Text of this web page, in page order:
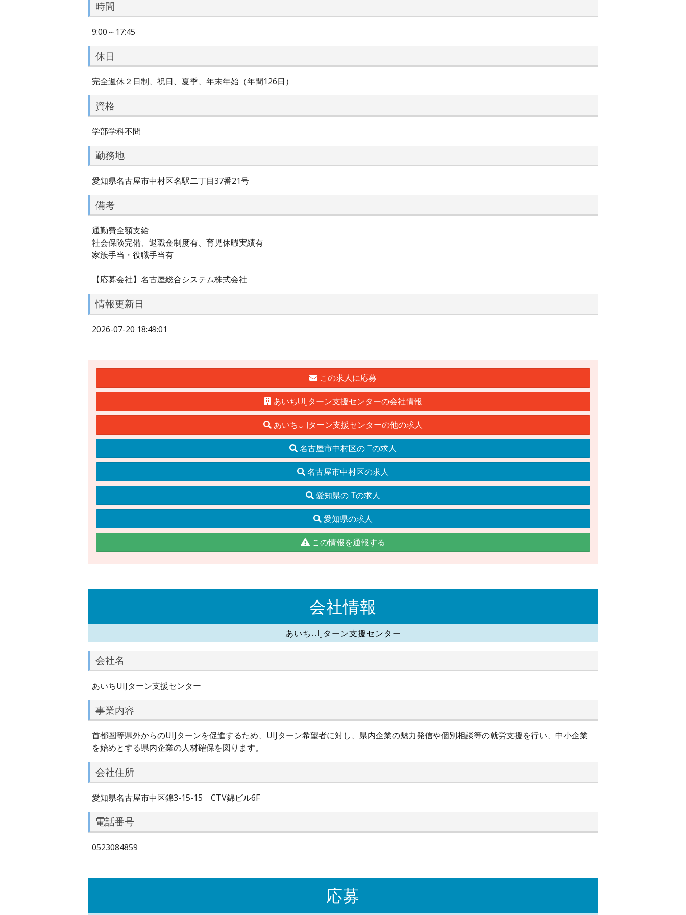
時間
9:00～17:45
休日
完全週休２日制、祝日、夏季、年末年始（年間126日）
資格
学部学科不問
勤務地
愛知県名古屋市中村区名駅二丁目37番21号
備考
通勤費全額支給
社会保険完備、退職金制度有、育児休暇実績有
家族手当・役職手当有
【応募会社】名古屋総合システム株式会社
情報更新日
2026-07-20 18:49:01
この求人に応募
あいちUIJターン支援センターの会社情報
あいちUIJターン支援センターの他の求人
名古屋市中村区のITの求人
名古屋市中村区の求人
愛知県のITの求人
愛知県の求人
この情報を通報する
会社情報
あいちUIJターン支援センター
会社名
あいちUIJターン支援センター
事業内容
首都圏等県外からのUIJターンを促進するため、UIJターン希望者に対し、県内企業の魅力発信や個別相談等の就労支援を行い、中小企業
を始めとする県内企業の人材確保を図ります。
会社住所
愛知県名古屋市中区錦3-15-15 CTV錦ビル6F
電話番号
0523084859
応募